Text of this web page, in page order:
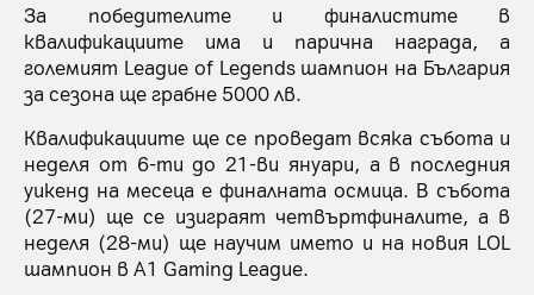
За победителите и финалистите в
квалификациите има и парична награда, а
големият League of Legends шампион на България
за сезона ще грабне 5000 лв.
Квалификациите ще се проведат всяка събота и
неделя от 6-ти до 21-ви януари, а в последния
уикенд на месеца е финалната осмица. В събота
(27-ми) ще се изиграят четвъртфиналите, а в
неделя (28-ми) ще научим името и на новия LOL
шампион в A1 Gaming League.